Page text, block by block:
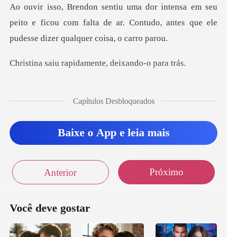
Histórico
eu
peito e ficou com falta de ar. Contudo, antes q
apidamente, deix
Capítulos Desbloqueados
Baixe o App e leia mais
Anterior Próximo
Você deve gostar